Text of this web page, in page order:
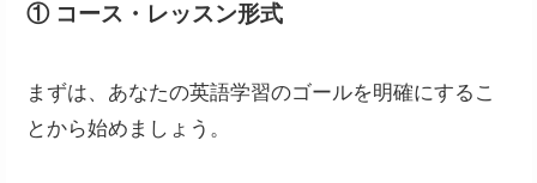
① コース・レッスン形式
まずは、あなたの英語学習のゴールを明確にするこ
とから始めましょう。